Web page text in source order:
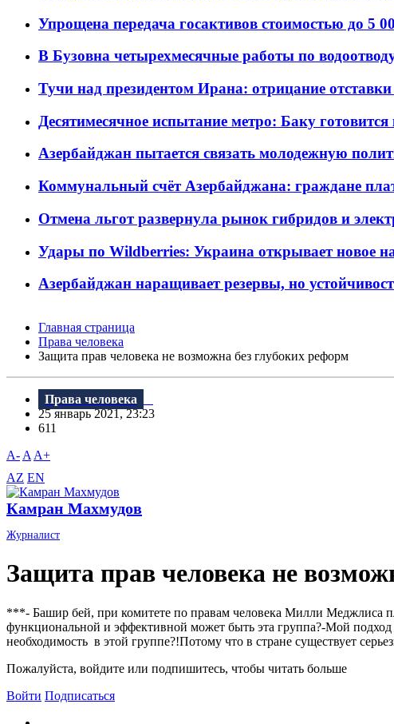
Упрощена передача госактивов стоимостью до 5
В Бузовна четырехмесячные работы по
Тучи над президентом Ирана: отрицание
Десятимесячное испытание метро: Баку
Азербайджан пытается связать молодежную
Коммунальный счёт Азербайджана: граждане
Отмена льгот развернула рынок гибридов и
Удары по Wildberries: Украина открывает новое
Азербайджан наращивает резервы, но
Главная страница
Права человека
Защита прав человека не возможна без глубоких реформ
Права человека
25 январь 2021, 23:23
611
A- A A+
AZ EN
Камран Махмудов
Журналист
Защита прав человека не
***- Башир бей, при комитете по правам человека Милли Меджлиса
функциональной и эффективной может быть эта группа?-Мой подход
необходимость в этой группе?!Потому что в стране существует
Пожалуйста, войдите или подпишитесь, чтобы читать больше
Войти Подписаться